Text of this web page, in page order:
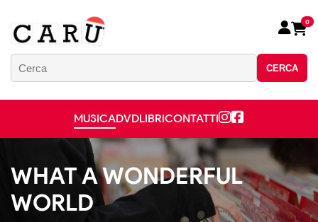
CERCA
0
MUSICADVDLIBRICONTATTI
WHAT A WONDERFUL
WORLD